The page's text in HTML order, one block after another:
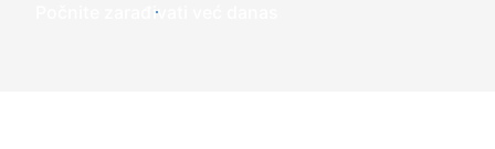
Počnite zarađivati već ​​danas